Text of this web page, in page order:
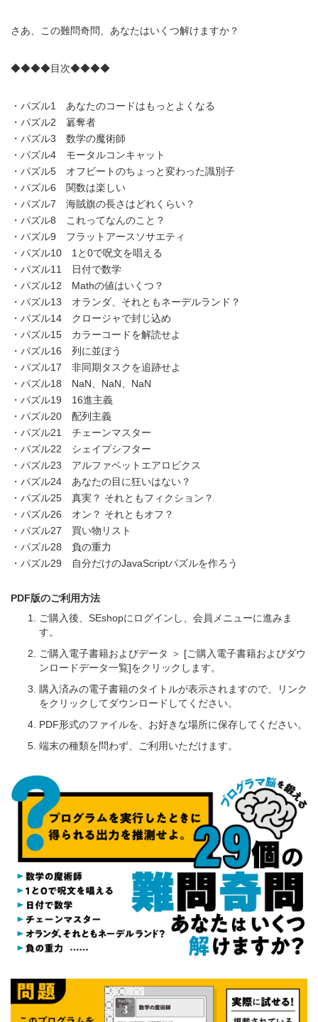
さあ、この難問奇問、あなたはいくつ解けますか？
◆◆◆◆目次◆◆◆◆
・パズル1 あなたのコードはもっとよくなる
・パズル2 簒奪者
・パズル3 数学の魔術師
・パズル4 モータルコンキャット
・パズル5 オフビートのちょっと変わった識別子
・パズル6 関数は楽しい
・パズル7 海賊旗の長さはどれくらい？
・パズル8 これってなんのこと？
・パズル9 フラットアースソサエティ
・パズル10 1と0で呪文を唱える
・パズル11 日付で数学
・パズル12 Mathの値はいくつ？
・パズル13 オランダ、それともネーデルランド？
・パズル14 クロージャで封じ込め
・パズル15 カラーコードを解読せよ
・パズル16 列に並ぼう
・パズル17 非同期タスクを追跡せよ
・パズル18 NaN、NaN、NaN
・パズル19 16進主義
・パズル20 配列主義
・パズル21 チェーンマスター
・パズル22 シェイプシフター
・パズル23 アルファベットエアロビクス
・パズル24 あなたの目に狂いはない？
・パズル25 真実？ それともフィクション？
・パズル26 オン？ それともオフ？
・パズル27 買い物リスト
・パズル28 負の重力
・パズル29 自分だけのJavaScriptパズルを作ろう
PDF版のご利用方法
ご購入後、SEshopにログインし、会員メニューに進みま
す。
ご購入電子書籍およびデータ ＞ [ご購入電子書籍およびダウ
ンロードデータ一覧]をクリックします。
購入済みの電子書籍のタイトルが表示されますので、リンク
をクリックしてダウンロードしてください。
PDF形式のファイルを、お好きな場所に保存してください。
端末の種類を問わず、ご利用いただけます。